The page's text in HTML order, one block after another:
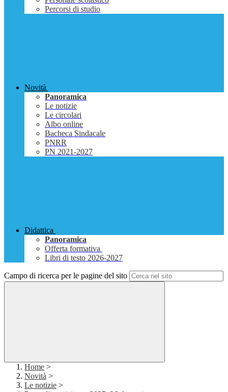
Percorsi di studio
Novità
Panoramica
Le notizie
Le circolari
Albo online
Bacheca Sindacale
PNRR
PN 2021-2027
Didattica
Panoramica
Offerta formativa
Libri di testo 2026-2027
Campo di ricerca per le pagine del sito
Home >
Novità >
Le notizie >